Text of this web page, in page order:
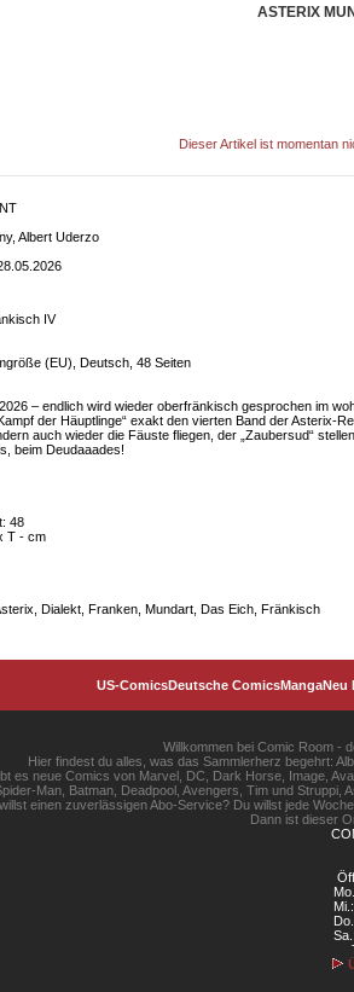
ASTERIX
Dieser Artikel ist momentan
Albert Uderzo
IV
(EU), Deutsch, 48 Seiten
– endlich wird wieder oberfränkisch gesprochen im
der Häuptlinge“ exakt den vierten Band der
auch wieder die Fäuste fliegen, der „Zaubersud“
beim Deudaaades!
48
T - cm
Dialekt, Franken, Mundart, Das Eich, Fränkisch
US-ComicsDeutsche ComicsMangaNeu
Willkommen bei Comic Room -
Hier findest du alles, was das Sammlerherz begehrt:
es neue Comics von Marvel, DC, Dark Horse, Image,
Man, Batman, Deadpool, Avengers, Tim und
einen zuverlässigen Abo-Service? Du willst jede
Dann ist dieser
Mi.:
Sa.: